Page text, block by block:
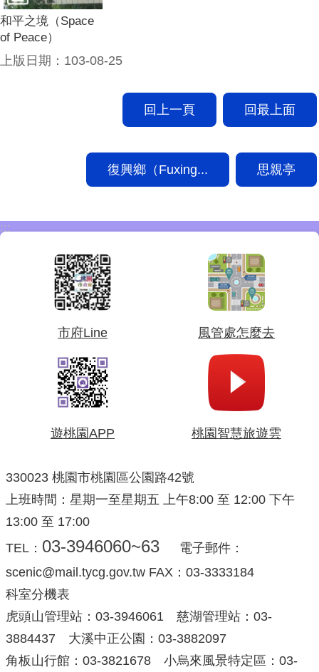
和平之境（Space
of Peace）
上版日期：103-08-25
回上一頁 回最上面
復興鄉（Fuxing... 思親亭
:::
市府Line 風管處怎麼去
遊桃園APP 桃園智慧旅遊雲
330023 桃園市桃園區公園路42號
上班時間：星期一至星期五 上午8:00 至 12:00 下午
13:00 至 17:00
TEL： 03-3946060~63
電子郵件：
scenic@mail.tycg.gov.tw FAX：03-3333184
科室分機表
虎頭山管理站：03-3946061 慈湖管理站：03-
3884437 大溪中正公園：03-3882097
角板山行館：03-3821678 小烏來風景特定區：03-